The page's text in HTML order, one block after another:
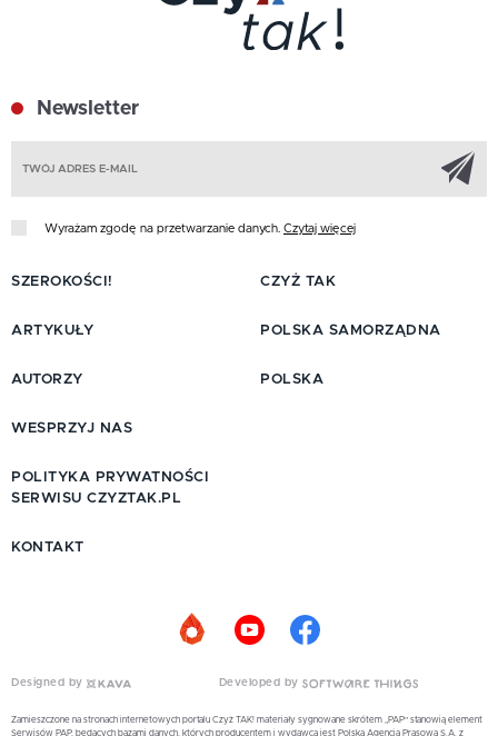
Newsletter
Wyrażam zgodę na przetwarzanie danych. Czytaj więcej
SZEROKOŚCI!
ARTYKUŁY
AUTORZY
CZYŻ TAK
POLSKA SAMORZĄDNA
POLSKA
WESPRZYJ NAS
POLITYKA PRYWATNOŚCI
SERWISU CZYZTAK.PL
KONTAKT
Designed by Developed by
Zamieszczone na stronach internetowych portalu Czyż TAK! materiały sygnowane skrótem „PAP” stanowią element
Serwisów PAP, będących bazami danych, których producentem i wydawcą jest Polska Agencja Prasowa S.A. z